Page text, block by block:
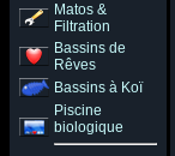
Matos &
Filtration
Bassins de
Rêves
Bassins à Koï
Piscine
biologique